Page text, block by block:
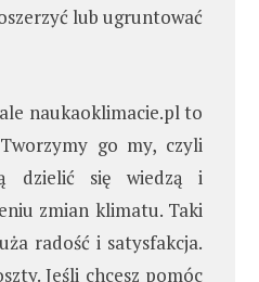
lub ugruntować
naukaoklimacie.pl to
go my, czyli
dzielić się wiedzą i
zmian klimatu. Taki
radość i satysfakcja.
Jeśli chcesz pomóc